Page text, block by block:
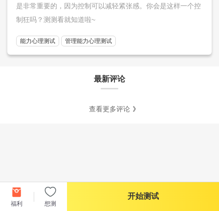
是非常重要的，因为控制可以减轻紧张感。你会是这样一个控
制狂吗？测测看就知道啦~
能力心理测试 管理能力心理测试
最新评论
查看更多评论
福利 想测
开始测试